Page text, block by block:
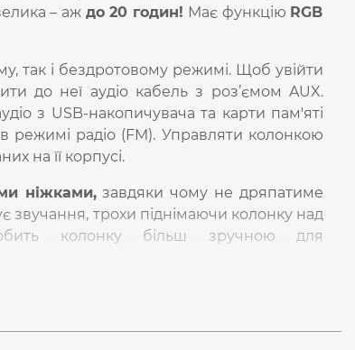
– аж до 20 годин! Має функцію RGB
так і бездротовому режимі. Щоб увійти
до неї аудіо кабель з роз’ємом AUX.
з USB-накопичувача та карти пам'яті
радіо (FM). Управляти колонкою
на її корпусі.
ніжками,завдяки чому не дряпатиме
звучання, трохи піднімаючи колонку над
колонку більш зручною для